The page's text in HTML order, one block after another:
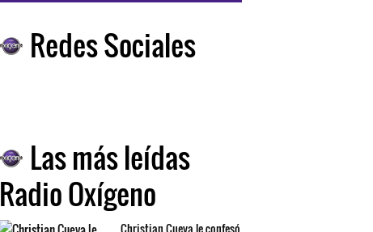
Redes Sociales
Las más leídas
Radio Oxígeno
Christian Cueva le confesó